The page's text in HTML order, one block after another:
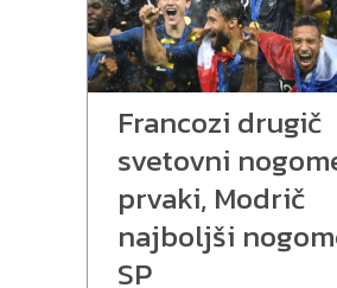
Francozi drugič
svetovni
prvaki, Modrič
najboljši
SP